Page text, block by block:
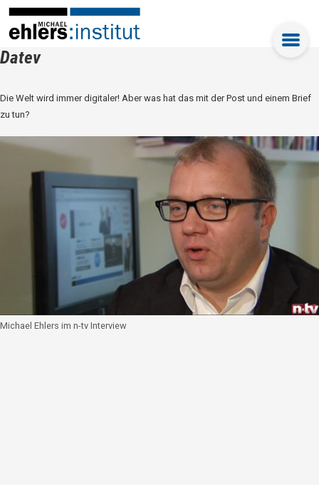
Datev
Die Welt wird immer digitaler! Aber was hat das mit der Post und einem Brief
zu tun?
Michael Ehlers im n-tv Interview